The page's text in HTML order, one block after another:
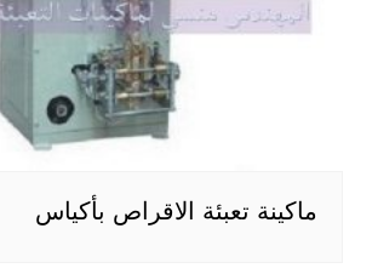
ماكينة تعبئة الاقراص بأكياس